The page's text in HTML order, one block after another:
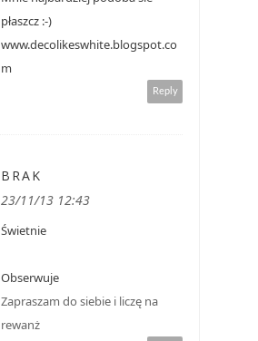
płaszcz :-)
www.decolikeswhite.blogspot.co
m
Reply
BRAK
23/11/13 12:43
Świetnie
Obserwuje
Zapraszam do siebie i liczę na
rewanż